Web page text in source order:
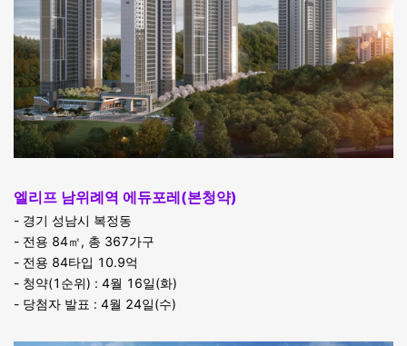
엘리프 남위례역 에듀포레(본청약)
- 경기 성남시 복정동
- 전용 84㎡, 총 367가구
- 전용 84타입 10.9억
- 청약(1순위) : 4월 16일(화)
- 당첨자 발표 : 4월 24일(수)